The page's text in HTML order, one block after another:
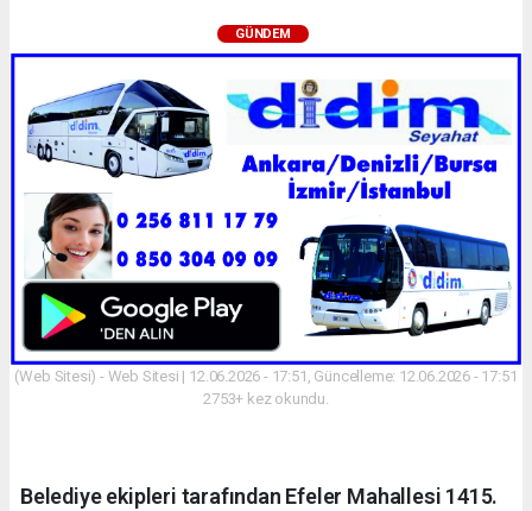
GÜNDEM
(Web Sitesi) - Web Sitesi | 12.06.2026 - 17:51, Güncelleme: 12.06.2026 - 17:51
2753+ kez okundu.
Belediye ekipleri tarafından Efeler Mahallesi 1415.